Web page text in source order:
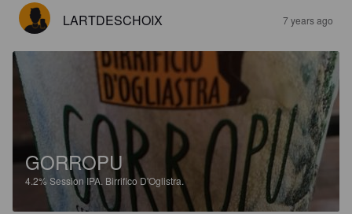
LARTDESCHOIX 7 years ago
GORROPU
4.2% Session IPA. Birrifico D'Oglistra.